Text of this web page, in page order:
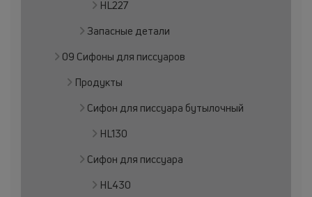
HL227
Запасные детали
09 Сифоны для писсуаров
Продукты
Сифон для писсуара бутылочный
HL130
Сифон для писсуара
HL430